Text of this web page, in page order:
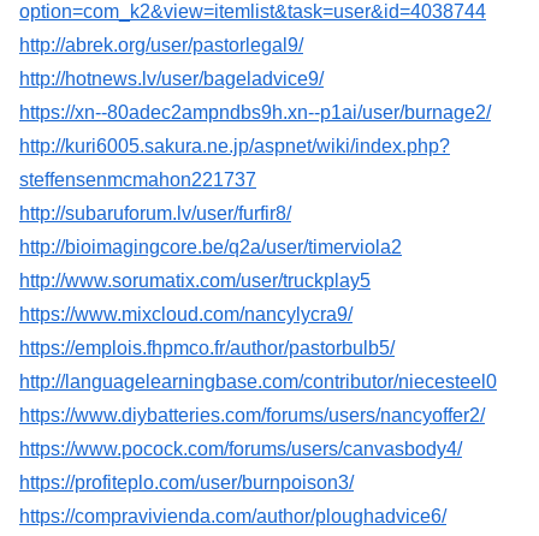
option=com_k2&view=itemlist&task=user&id=4038744
http://abrek.org/user/pastorlegal9/
http://hotnews.lv/user/bageladvice9/
https://xn--80adec2ampndbs9h.xn--p1ai/user/burnage2/
http://kuri6005.sakura.ne.jp/aspnet/wiki/index.php?
steffensenmcmahon221737
http://subaruforum.lv/user/furfir8/
http://bioimagingcore.be/q2a/user/timerviola2
http://www.sorumatix.com/user/truckplay5
https://www.mixcloud.com/nancylycra9/
https://emplois.fhpmco.fr/author/pastorbulb5/
http://languagelearningbase.com/contributor/niecesteel0
https://www.diybatteries.com/forums/users/nancyoffer2/
https://www.pocock.com/forums/users/canvasbody4/
https://profiteplo.com/user/burnpoison3/
https://compravivienda.com/author/ploughadvice6/